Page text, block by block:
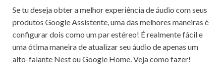
Se tu deseja obter a melhor experiência de áudio com seus
produtos Google Assistente, uma das melhores maneiras é
configurar dois como um par estéreo! É realmente fácil e
uma ótima maneira de atualizar seu áudio de apenas um
alto-falante Nest ou Google Home. Veja como fazer!